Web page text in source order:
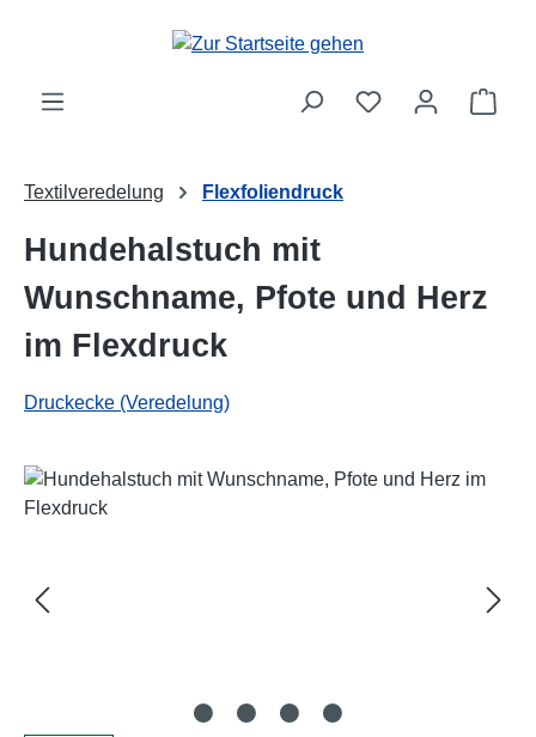
Zum Hauptinhalt springen
Textilveredelung Flexfoliendruck
Hundehalstuch mit
Wunschname, Pfote und Herz
im Flexdruck
Druckecke (Veredelung)
Bildergalerie überspringen